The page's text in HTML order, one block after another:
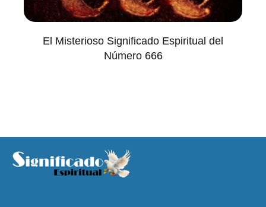
El Misterioso Significado Espiritual del
Número 666